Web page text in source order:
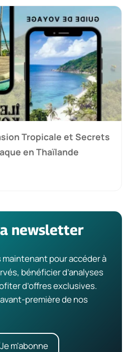
Tropicale et Secrets
en Thaïlande
newsletter
pour accéder à
bénéficier d’analyses
d’offres exclusives.
première de nos
Je m'abonne